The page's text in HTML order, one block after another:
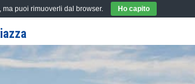
puoi rimuoverli dal browser. Ho capito